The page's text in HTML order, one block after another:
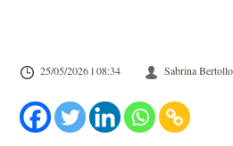
25/05/2026 l 08:34 Sabrina Bertollo